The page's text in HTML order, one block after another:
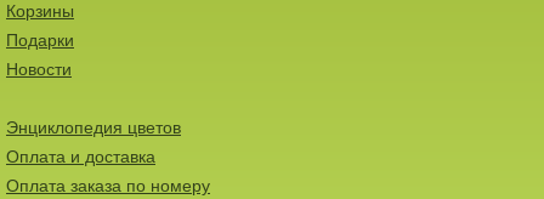
Корзины
Подарки
Новости
Энциклопедия цветов
Оплата и доставка
Оплата заказа по номеру